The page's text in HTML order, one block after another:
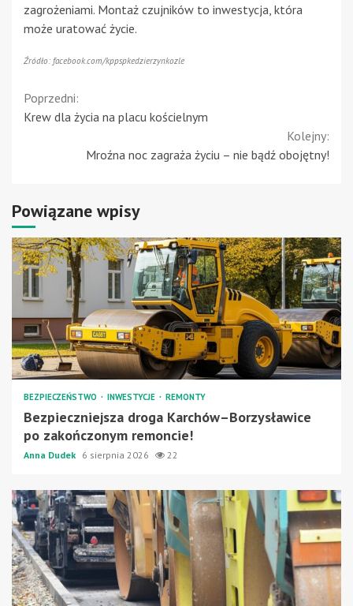
zagrożeniami. Montaż czujników to inwestycja, która
może uratować życie.
Źródło: facebook.com/kppspkedzierzynkozle
Continue
Reading
Poprzedni:
Krew dla życia na placu kościelnym
Kolejny:
Mroźna noc zagraża życiu – nie bądź obojętny!
Powiązane wpisy
BEZPIECZEŃSTWO INWESTYCJE REMONTY
Bezpieczniejsza droga Karchów–Borzysławice
po zakończonym remoncie!
Anna Dudek 6 sierpnia 2026 22